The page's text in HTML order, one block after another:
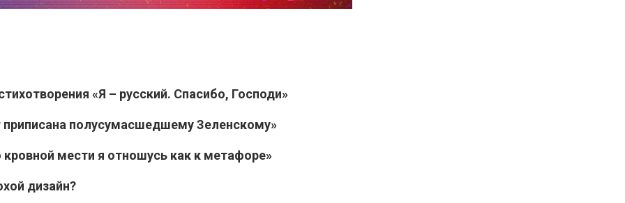
«Я – русский. Спасибо, Господи»
приписана полусумасшедшему Зеленскому»
мести я отношусь как к метафоре»
дизайн?